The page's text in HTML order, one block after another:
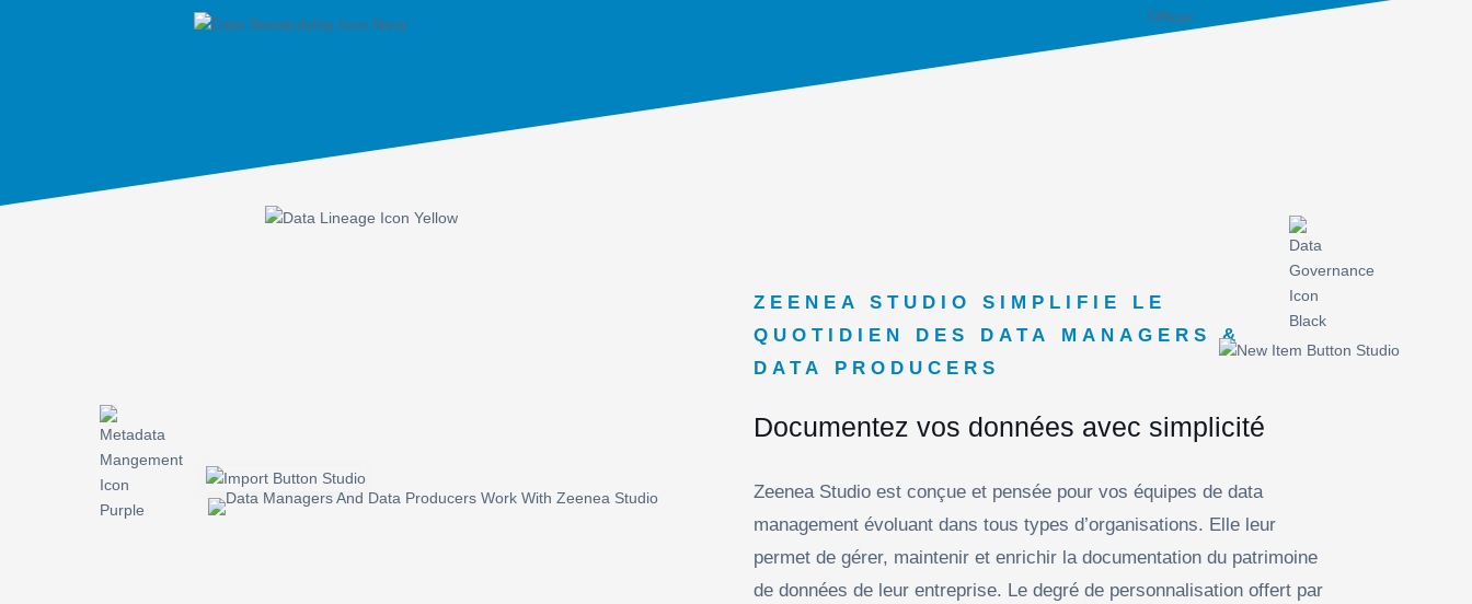
ZEENEA STUDIO SIMPLIFIE LE
QUOTIDIEN DES DATA MANAGERS &
DATA PRODUCERS
Documentez vos données avec simplicité
Zeenea Studio est conçue et pensée pour vos équipes de data
management évoluant dans tous types d’organisations. Elle leur
permet de gérer, maintenir et enrichir la documentation du patrimoine
de données de leur entreprise. Le degré de personnalisation offert par